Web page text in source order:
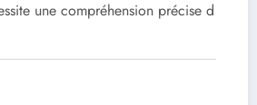
une compréhension précise d